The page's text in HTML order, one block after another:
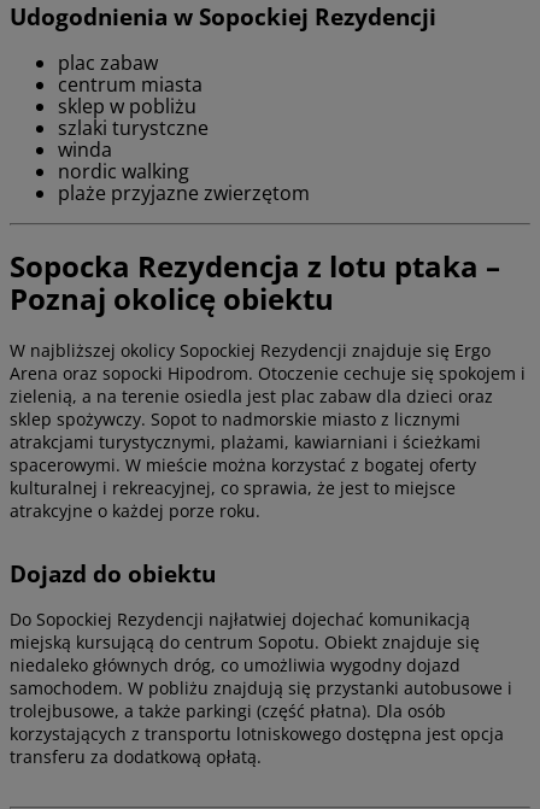
Udogodnienia w Sopockiej Rezydencji
plac zabaw
centrum miasta
sklep w pobliżu
szlaki turystczne
winda
nordic walking
plaże przyjazne zwierzętom
Sopocka Rezydencja z lotu ptaka –
Poznaj okolicę obiektu
W najbliższej okolicy Sopockiej Rezydencji znajduje się Ergo
Arena oraz sopocki Hipodrom. Otoczenie cechuje się spokojem i
zielenią, a na terenie osiedla jest plac zabaw dla dzieci oraz
sklep spożywczy. Sopot to nadmorskie miasto z licznymi
atrakcjami turystycznymi, plażami, kawiarniani i ścieżkami
spacerowymi. W mieście można korzystać z bogatej oferty
kulturalnej i rekreacyjnej, co sprawia, że jest to miejsce
atrakcyjne o każdej porze roku.
Dojazd do obiektu
Do Sopockiej Rezydencji najłatwiej dojechać komunikacją
miejską kursującą do centrum Sopotu. Obiekt znajduje się
niedaleko głównych dróg, co umożliwia wygodny dojazd
samochodem. W pobliżu znajdują się przystanki autobusowe i
trolejbusowe, a także parkingi (część płatna). Dla osób
korzystających z transportu lotniskowego dostępna jest opcja
transferu za dodatkową opłatą.